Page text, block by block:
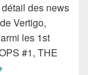
des news
Vertigo,
les 1st
#1, THE
des comics